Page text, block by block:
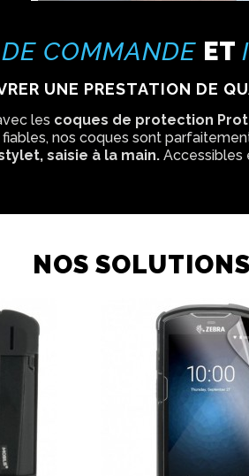
COMMANDE ET
UNE PRESTATION DE
les coques de protection
nos coques sont
saisie à la main. Accessibles
NOS